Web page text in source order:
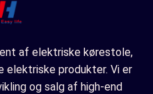
af elektriske kørestole,
elektriske produkter. Vi er
og salg af high-end